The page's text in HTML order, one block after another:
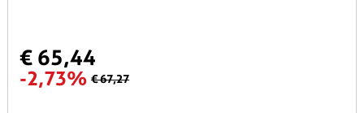
€ 65,44
-2,73% € 67,27